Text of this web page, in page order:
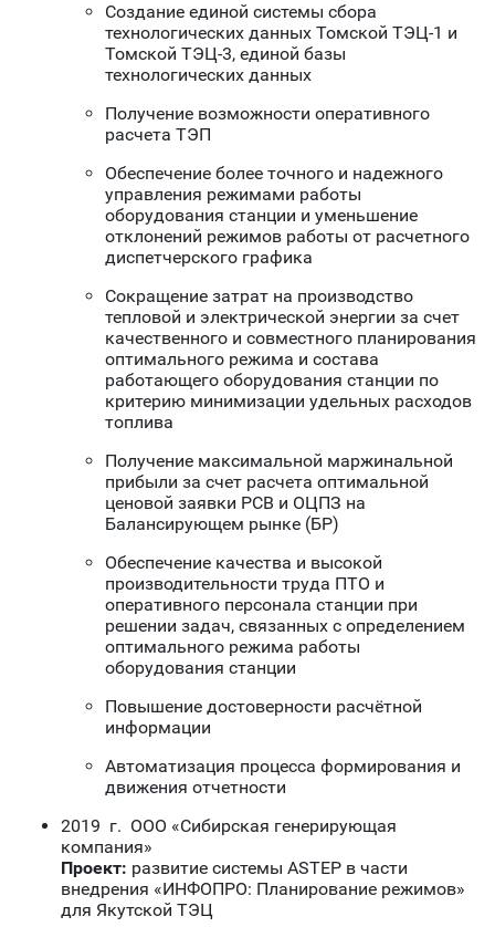
Создание единой системы сбора
технологических данных Томской ТЭЦ-1 и
Томской ТЭЦ-3, единой базы
технологических данных
Получение возможности оперативного
расчета ТЭП
Обеспечение более точного и надежного
управления режимами работы
оборудования станции и уменьшение
отклонений режимов работы от расчетного
диспетчерского графика
Сокращение затрат на производство
тепловой и электрической энергии за счет
качественного и совместного планирования
оптимального режима и состава
работающего оборудования станции по
критерию минимизации удельных расходов
топлива
Получение максимальной маржинальной
прибыли за счет расчета оптимальной
ценовой заявки РСВ и ОЦПЗ на
Балансирующем рынке (БР)
Обеспечение качества и высокой
производительности труда ПТО и
оперативного персонала станции при
решении задач, связанных с определением
оптимального режима работы
оборудования станции
Повышение достоверности расчётной
информации
Автоматизация процесса формирования и
движения отчетности
2019 г. ООО «Сибирская генерирующая
компания»
Проект: развитие системы ASTEP в части
внедрения «ИНФОПРО: Планирование режимов»
для Якутской ТЭЦ